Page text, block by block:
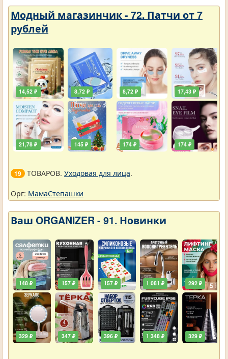
Модный магазинчик - 72. Патчи от 7
рублей
14,52 ₽
21,78 ₽
8,72 ₽
145 ₽
8,72 ₽
174 ₽
17,43 ₽
174 ₽
19 ТОВАРОВ. Уходовая для лица.
Орг: МамаСтепашки
Ваш ORGANIZER - 91. Новинки
148 ₽
329 ₽
157 ₽
347 ₽
157 ₽
396 ₽
1 081 ₽
1 348 ₽
292 ₽
329 ₽